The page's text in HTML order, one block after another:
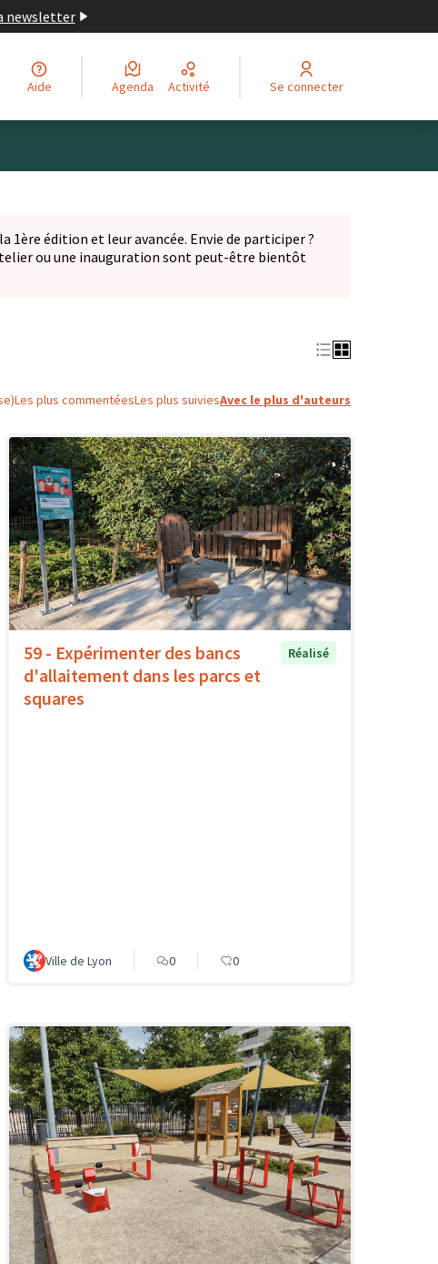
newsletter
Aide Agenda Activité Se connecter
1ère édition et leur avancée. Envie de participer ?
onglet)
ou une inauguration sont peut-être bientôt
Les plus commentéesLes plus suiviesAvec le plus d'auteurs
59 - Expérimenter des bancs
d'allaitement dans les parcs et
squares
Réalisé
Ville de Lyon 0 0